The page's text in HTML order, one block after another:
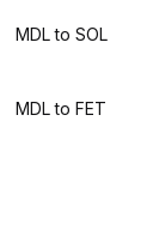
MDL to SOL
MDL to FET